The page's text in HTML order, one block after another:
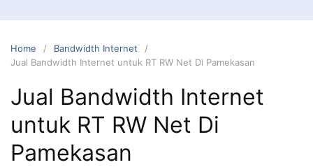
Home
Bandwidth Internet
Jual Bandwidth Internet untuk RT RW Net Di Pamekasan
Jual Bandwidth Internet
untuk RT RW Net Di
Pamekasan